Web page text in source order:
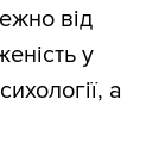
від
у
а